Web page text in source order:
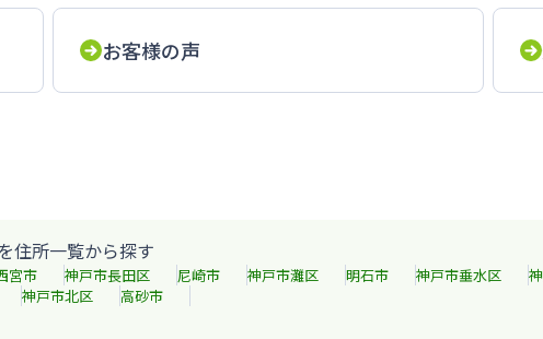
お客様の声
住所一覧から探す
宮市 神戸市長田区 尼崎市 神戸市灘区 明石市 神戸市垂水区
神戸市北区 高砂市